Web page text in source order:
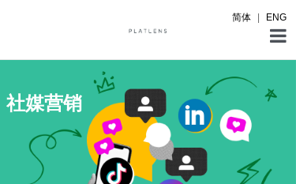
简体 ENG
服务
营销资料
社媒营销